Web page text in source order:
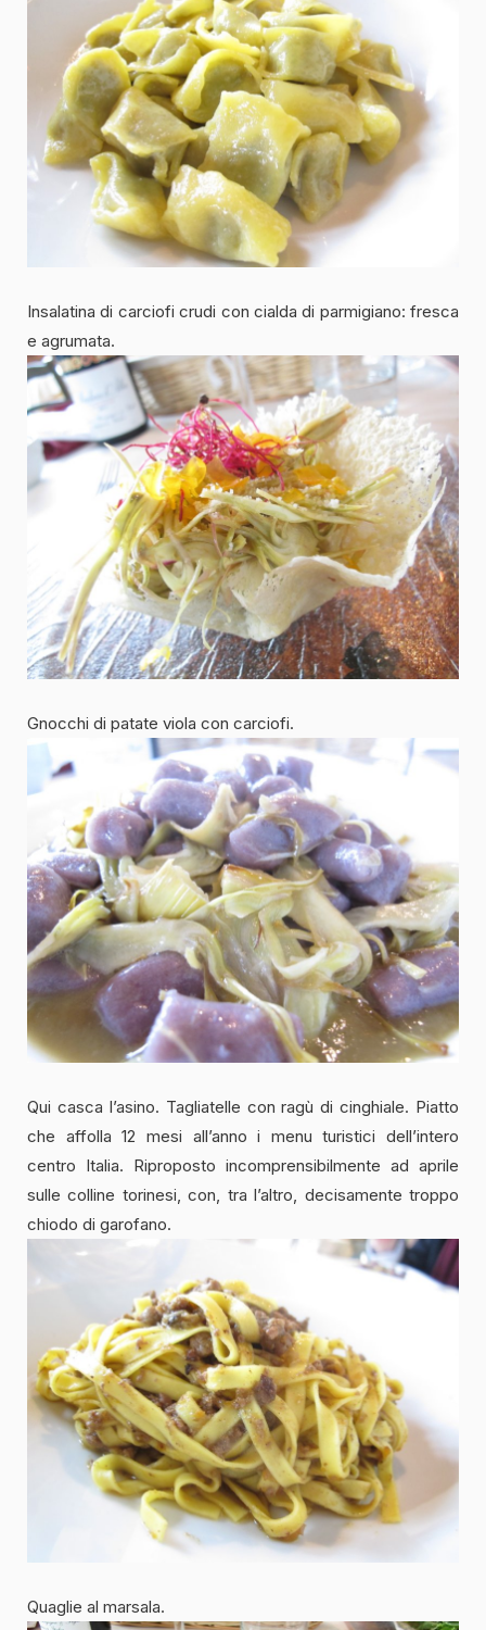
Insalatina di carciofi crudi con cialda di parmigiano: fresca
e agrumata.
Gnocchi di patate viola con carciofi.
Qui casca l’asino. Tagliatelle con ragù di cinghiale. Piatto
che affolla 12 mesi all’anno i menu turistici dell’intero
centro Italia. Riproposto incomprensibilmente ad aprile
sulle colline torinesi, con, tra l’altro, decisamente troppo
chiodo di garofano.
Quaglie al marsala.